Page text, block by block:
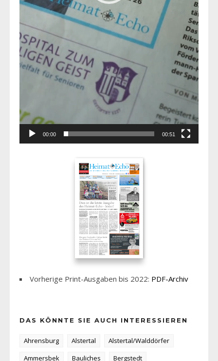
00:00 00:51
Vorherige Print-Ausgaben bis 2022: PDF-Archiv
DAS KÖNNTE SIE AUCH INTERESSIEREN
Ahrensburg Alstertal
Alstertal/Walddörfer
Ammersbek
Bauliches
Bergstedt